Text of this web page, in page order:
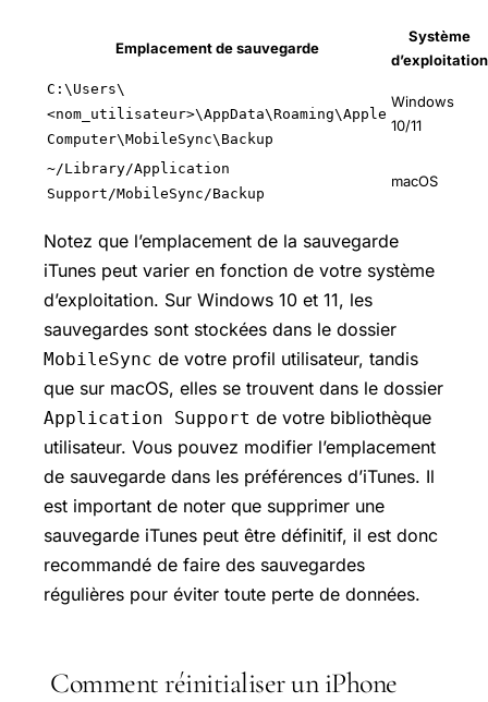
Emplacement de sauvegarde
Système
d’exploitation
C:\Users\
<nom_utilisateur>\AppData\Roaming\Apple
Computer\MobileSync\Backup
Windows
10/11
~/Library/Application
Support/MobileSync/Backup
macOS
Notez que l’emplacement de la sauvegarde
iTunes peut varier en fonction de votre système
d’exploitation. Sur Windows 10 et 11, les
sauvegardes sont stockées dans le dossier
MobileSync de votre profil utilisateur, tandis
que sur macOS, elles se trouvent dans le dossier
Application Support de votre bibliothèque
utilisateur. Vous pouvez modifier l’emplacement
de sauvegarde dans les préférences d’iTunes. Il
est important de noter que supprimer une
sauvegarde iTunes peut être définitif, il est donc
recommandé de faire des sauvegardes
régulières pour éviter toute perte de données.
Comment réinitialiser un iPhone